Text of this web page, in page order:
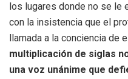
los lugares donde no se le
con la insistencia que el
llamada a la conciencia de
multiplicación de siglas
una voz unánime que